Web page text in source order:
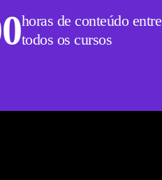
horas de conteúdo entre
todos os cursos